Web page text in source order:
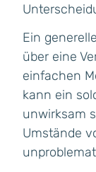
Ein
über eine
einfachen
kann ein
unwirksam
Umstände